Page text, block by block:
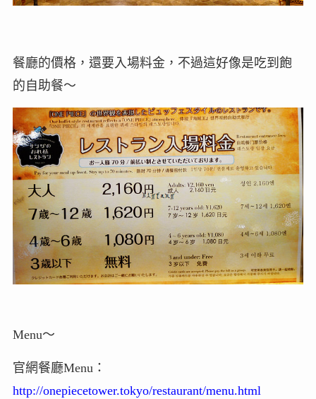
餐廳的價格，還要入場料金，不過這好像是吃到飽
的自助餐～
Menu～
官網餐廳Menu：
http://onepiecetower.tokyo/restaurant/menu.html